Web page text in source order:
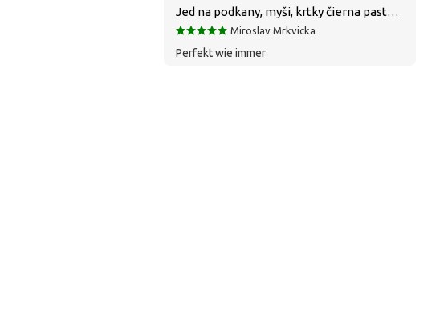
Jed na podkany, myši, krtky čierna pasta silná 1 kg VYPR
Miroslav Mrkvicka
Perfekt wie immer